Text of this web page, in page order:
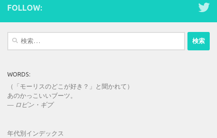
FOLLOW:
WORDS:
（「モーリスのどこが好き？」と聞かれて）
あのかっこいいブーツ。
— ロビン・ギブ
年代別インデックス